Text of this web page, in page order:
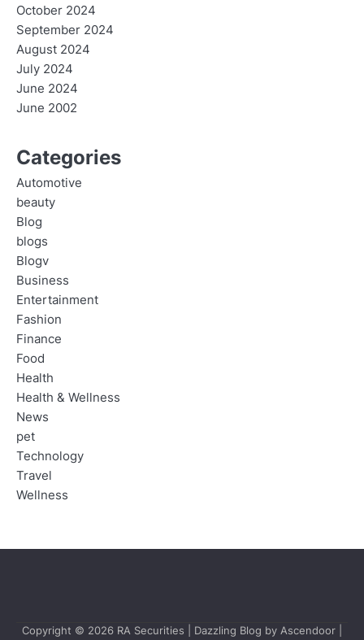
October 2024
September 2024
August 2024
July 2024
June 2024
June 2002
Categories
Automotive
beauty
Blog
blogs
Blogv
Business
Entertainment
Fashion
Finance
Food
Health
Health & Wellness
News
pet
Technology
Travel
Wellness
Copyright © 2026 RA Securities | Dazzling Blog by Ascendoor